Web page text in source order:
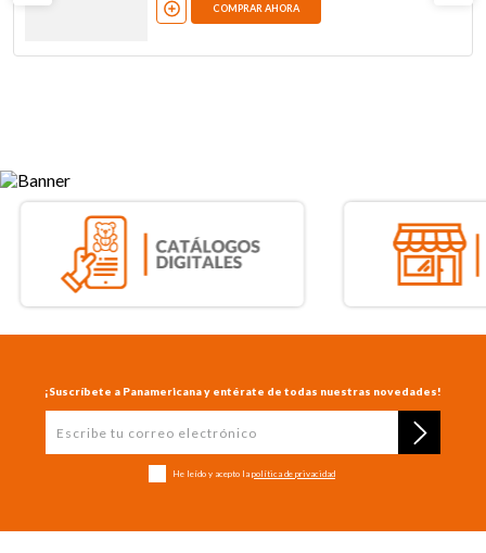
COMPRAR AHORA
¡Suscríbete a Panamericana y entérate de todas nuestras novedades!
He leído y acepto la política de privacidad